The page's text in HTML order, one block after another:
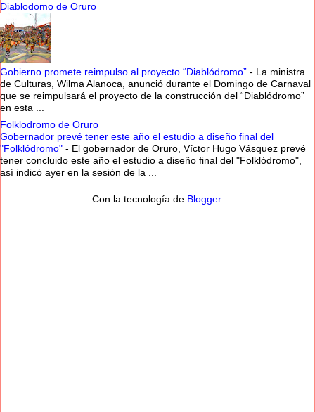
Diablodomo de Oruro
Gobierno promete reimpulso al proyecto “Diablódromo” - La ministra
de Culturas, Wilma Alanoca, anunció durante el Domingo de Carnaval
que se reimpulsará el proyecto de la construcción del “Diablódromo”
en esta ...
Folklodromo de Oruro
Gobernador prevé tener este año el estudio a diseño final del
"Folklódromo" - El gobernador de Oruro, Víctor Hugo Vásquez prevé
tener concluido este año el estudio a diseño final del "Folklódromo",
así indicó ayer en la sesión de la ...
Con la tecnología de Blogger.